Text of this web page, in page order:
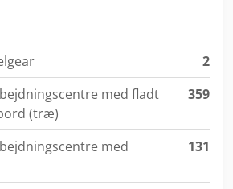
2
med fladt
(træ)
359
med
131